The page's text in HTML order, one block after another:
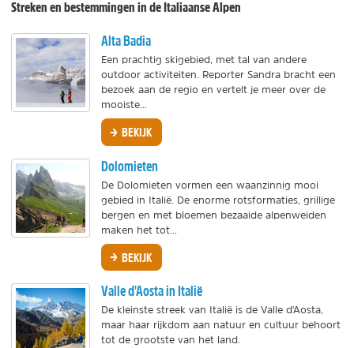
Streken en bestemmingen in de Italiaanse Alpen
Alta Badia
Een prachtig skigebied, met tal van andere
outdoor activiteiten. Reporter Sandra bracht een
bezoek aan de regio en vertelt je meer over de
mooiste...
BEKIJK
Dolomieten
De Dolomieten vormen een waanzinnig mooi
gebied in Italië. De enorme rotsformaties, grillige
bergen en met bloemen bezaaide alpenweiden
maken het tot...
BEKIJK
Valle d'Aosta in Italië
De kleinste streek van Italië is de Valle d'Aosta,
maar haar rijkdom aan natuur en cultuur behoort
tot de grootste van het land.